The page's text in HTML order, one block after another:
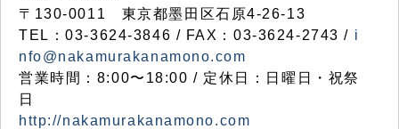
〒130-0011 東京都墨田区石原4-26-13
TEL：03-3624-3846 / FAX：03-3624-2743 / i
nfo@nakamurakanamono.com
営業時間：8:00〜18:00 / 定休日：日曜日・祝祭
日
http://nakamurakanamono.com